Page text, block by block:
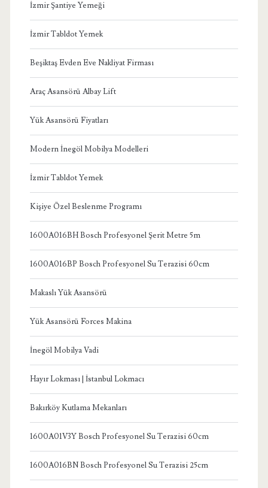
İzmir Şantiye Yemeği
İzmir Tabldot Yemek
Beşiktaş Evden Eve Nakliyat Firması
Araç Asansörü Albay Lift
Yük Asansörü Fiyatları
Modern İnegöl Mobilya Modelleri
İzmir Tabldot Yemek
Kişiye Özel Beslenme Programı
1600A016BH Bosch Profesyonel Şerit Metre 5m
1600A016BP Bosch Profesyonel Su Terazisi 60cm
Makaslı Yük Asansörü
Yük Asansörü Forces Makina
İnegöl Mobilya Vadi
Hayır Lokması | İstanbul Lokmacı
Bakırköy Kutlama Mekanları
1600A01V3Y Bosch Profesyonel Su Terazisi 60cm
1600A016BN Bosch Profesyonel Su Terazisi 25cm